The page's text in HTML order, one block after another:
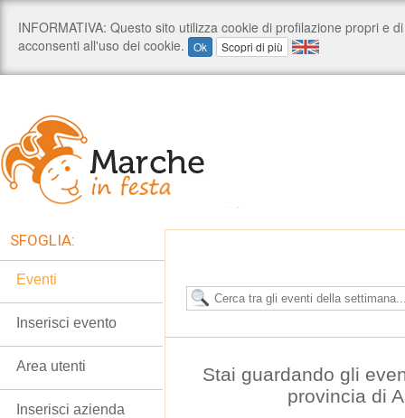
Stai guardando gli
provincia di
SFOGLIA:
Eventi
Inserisci evento
Area utenti
Inserisci azienda